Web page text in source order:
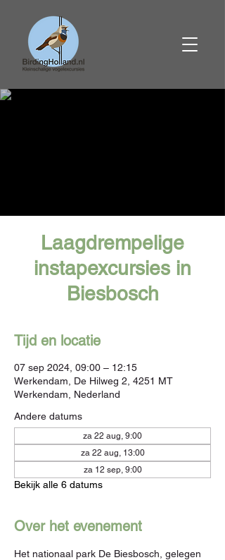
Laagdrempelige
instapexcursies in
Biesbosch
Tijd en locatie
07 sep 2024, 09:00 – 12:15
Werkendam, De Hilweg 2, 4251 MT
Werkendam, Nederland
Andere datums
za 22 aug, 9:00
za 22 aug, 13:00
za 12 sep, 9:00
Bekijk alle 6 datums
Over het evenement
Het nationaal park De Biesbosch, gelegen